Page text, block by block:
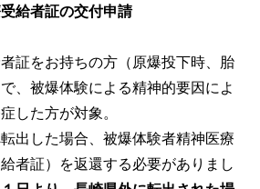
給者証の交付申請
証をお持ちの方（原爆投下時、胎
、被爆体験による精神的要因によ
した方が対象。
出した場合、被爆体験者精神医療
者証）を返還する必要がありまし